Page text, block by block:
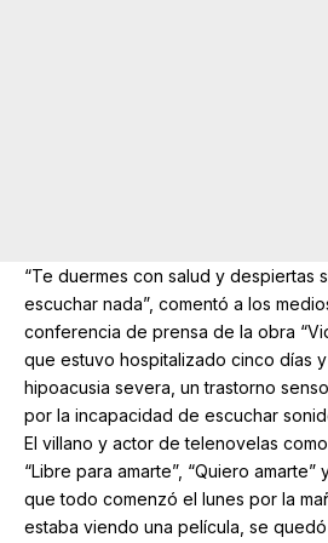
“Te duermes con salud y despiertas
escuchar nada”, comentó a los
conferencia de prensa de la obra
que estuvo hospitalizado cinco días
hipoacusia severa, un trastorno
por la incapacidad de escuchar
El villano y actor de telenovelas como
“Libre para amarte”, “Quiero amarte”
que todo comenzó el lunes por la
estaba viendo una película, se